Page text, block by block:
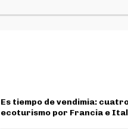
Es tiempo de vendimia:
ecoturismo por Francia e